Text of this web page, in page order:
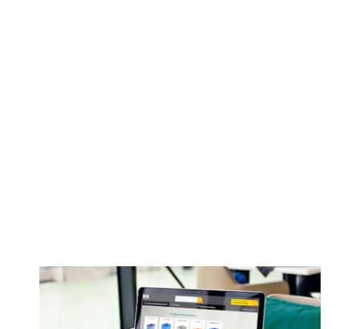
Créer votre bac personnalisé